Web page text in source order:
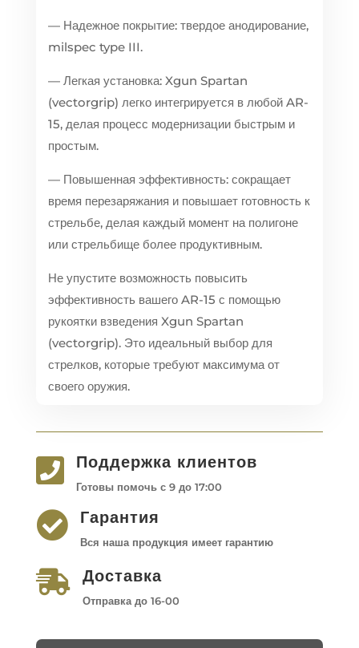
— Надежное покрытие: твердое анодирование,
milspec type III.
— Легкая установка: Xgun Spartan
(vectorgrip) легко интегрируется в любой AR-
15, делая процесс модернизации быстрым и
простым.
— Повышенная эффективность: сокращает
время перезаряжания и повышает готовность к
стрельбе, делая каждый момент на полигоне
или стрельбище более продуктивным.
Не упустите возможность повысить
эффективность вашего AR-15 с помощью
рукоятки взведения Xgun Spartan
(vectorgrip). Это идеальный выбор для
стрелков, которые требуют максимума от
своего оружия.
 Поддержка клиентов
Готовы помочь с 9 до 17:00
 Гарантия
Вся наша продукция имеет гарантию
 Доставка
Отправка до 16-00